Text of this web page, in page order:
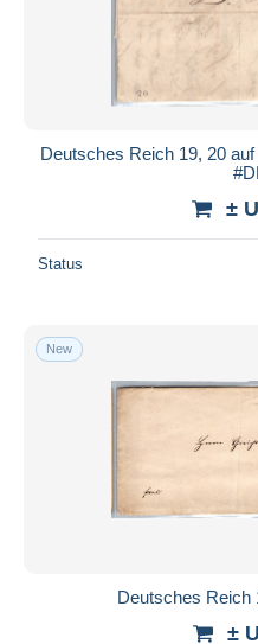
Deutsches Reich 19, 20
±
Status
New
Deutsches Reich
±